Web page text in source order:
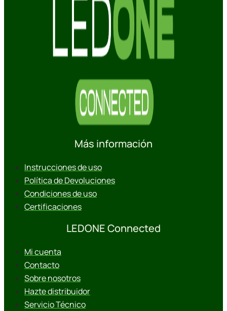
Más información
Instrucciones de uso
Política de Devoluciones
Condiciones de uso
Certificaciones
LEDONE Connected
Mi cuenta
Contacto
Sobre nosotros
Hazte distribuidor
Servicio Técnico